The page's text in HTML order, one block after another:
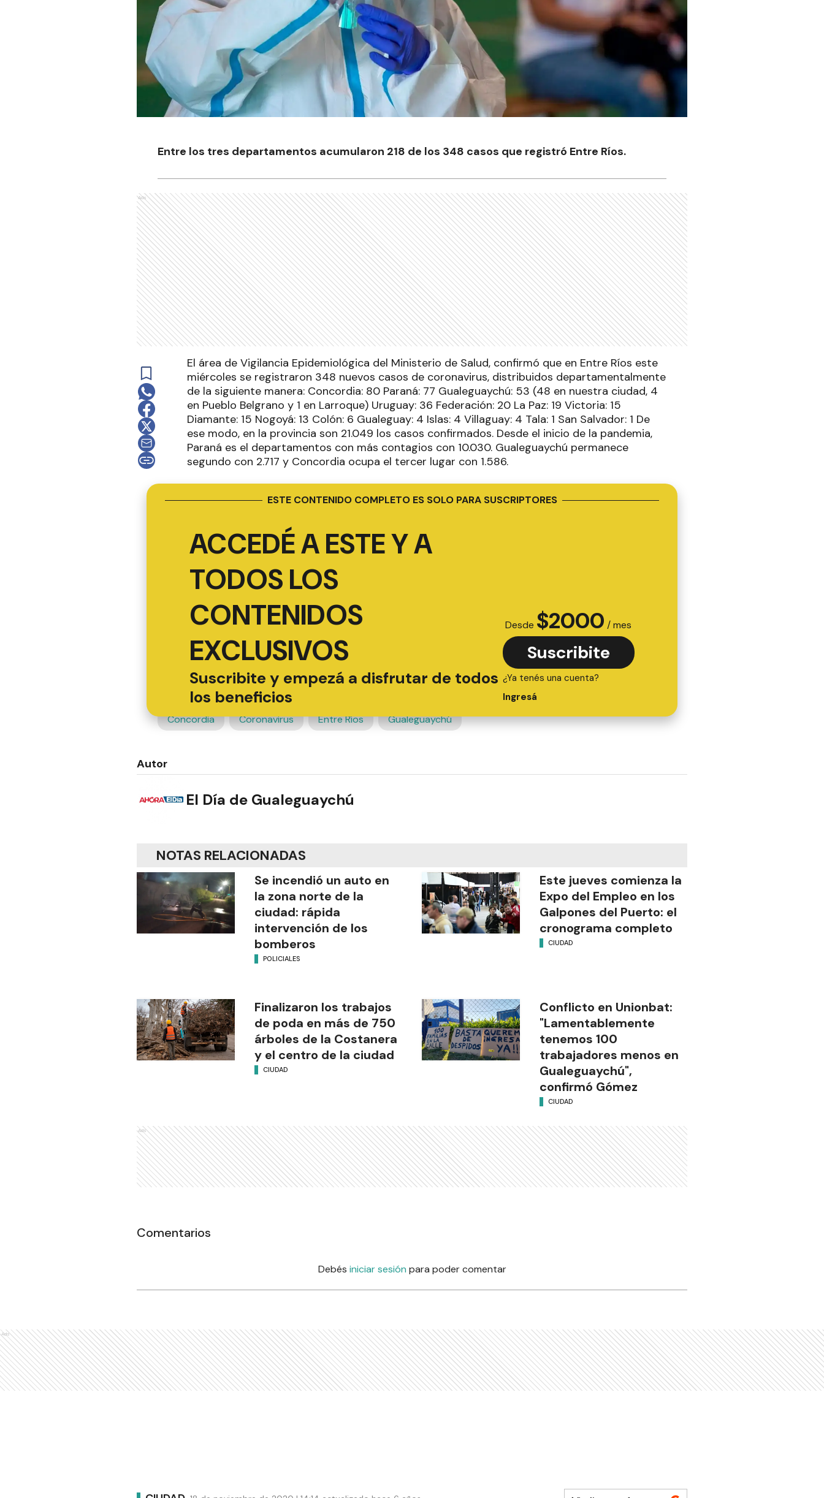
Entre los tres departamentos acumularon 218 de los 348 casos que registró Entre Ríos.
Ads
El área de Vigilancia Epidemiológica del Ministerio de Salud, confirmó que en Entre Ríos este
miércoles se registraron 348 nuevos casos de coronavirus, distribuidos departamentalmente
de la siguiente manera: Concordia: 80 Paraná: 77 Gualeguaychú: 53 (48 en nuestra ciudad, 4
en Pueblo Belgrano y 1 en Larroque) Uruguay: 36 Federación: 20 La Paz: 19 Victoria: 15
Diamante: 15 Nogoyá: 13 Colón: 6 Gualeguay: 4 Islas: 4 Villaguay: 4 Tala: 1 San Salvador: 1 De
ese modo, en la provincia son 21.049 los casos confirmados. Desde el inicio de la pandemia,
Paraná es el departamentos con más contagios con 10.030. Gualeguaychú permanece
segundo con 2.717 y Concordia ocupa el tercer lugar con 1.586.
ESTE CONTENIDO COMPLETO ES SOLO PARA SUSCRIPTORES
ACCEDÉ A ESTE Y A
TODOS LOS
CONTENIDOS
EXCLUSIVOS
Suscribite y empezá a disfrutar de todos
los beneficios
Desde $2000 / mes
Suscribite
¿Ya tenés una cuenta?
Ingresá
Concordia Coronavirus Entre Ríos Gualeguaychú
Autor
El Día de Gualeguaychú
NOTAS RELACIONADAS
Se incendió un auto en
la zona norte de la
ciudad: rápida
intervención de los
bomberos
POLICIALES
Este jueves comienza la
Expo del Empleo en los
Galpones del Puerto: el
cronograma completo
CIUDAD
Finalizaron los trabajos
de poda en más de 750
árboles de la Costanera
y el centro de la ciudad
CIUDAD
Conflicto en Unionbat:
"Lamentablemente
tenemos 100
trabajadores menos en
Gualeguaychú",
confirmó Gómez
CIUDAD
Ads
Comentarios
Debés iniciar sesión para poder comentar
Ads